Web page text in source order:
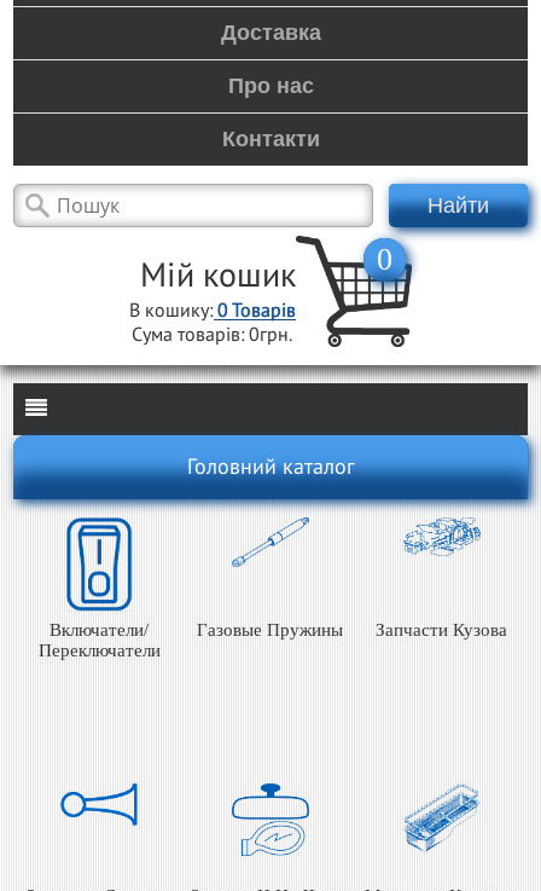
Доставка
Про нас
Контакти
Найти
Мій кошик
В кошику:0Товарів
Сума товарів:0грн.
0
Головний каталог
Включатели/
Переключатели
Газовые Пружины Запчасти Кузова